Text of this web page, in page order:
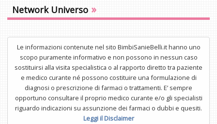
Network Universo »
Le informazioni contenute nel sito BimbiSanieBelli.it hanno uno
scopo puramente informativo e non possono in nessun caso
sostituirsi alla visita specialistica o al rapporto diretto tra paziente
e medico curante né possono costituire una formulazione di
diagnosi o prescrizione di farmaci o trattamenti. E’ sempre
opportuno consultare il proprio medico curante e/o gli specialisti
riguardo indicazioni su assunzione dei farmaci o dubbi e quesiti.
Leggi il Disclaimer